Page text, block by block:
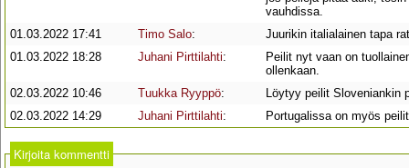
vauhdissa.
01.03.2022 17:41
Timo Salo:
Juurikin italialainen tapa
01.03.2022 18:28
Juhani Pirttilahti:
Peilit nyt vaan on
ollenkaan.
02.03.2022 10:46
Tuukka Ryyppö:
Löytyy peilit Sloveniankin
02.03.2022 14:29
Juhani Pirttilahti: Portugalissa on myös
Kirjoita kommentti